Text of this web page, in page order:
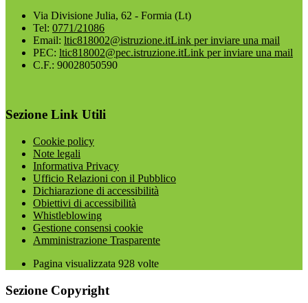
Via Divisione Julia, 62 - Formia (Lt)
Tel: 0771/21086
Email: ltic818002@istruzione.itLink per inviare una mail
PEC: ltic818002@pec.istruzione.itLink per inviare una mail
C.F.: 90028050590
Sezione Link Utili
Cookie policy
Note legali
Informativa Privacy
Ufficio Relazioni con il Pubblico
Dichiarazione di accessibilità
Obiettivi di accessibilità
Whistleblowing
Gestione consensi cookie
Amministrazione Trasparente
Pagina visualizzata 928 volte
Sezione Copyright